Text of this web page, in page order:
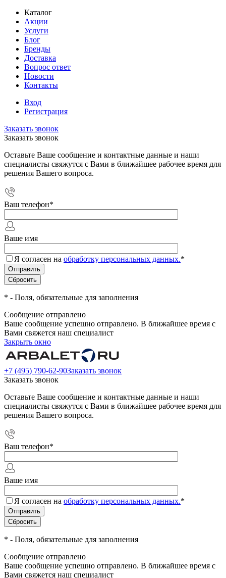
Каталог
Акции
Услуги
Блог
Бренды
Доставка
Вопрос ответ
Новости
Контакты
Вход
Регистрация
Заказать звонок
Заказать звонок
Оставьте Ваше сообщение и контактные данные и наши
специалисты свяжутся с Вами в ближайшее рабочее время для
решения Вашего вопроса.
Ваш телефон*
Ваше имя
Я согласен на обработку персональных данных.*
* - Поля, обязательные для заполнения
Сообщение отправлено
Ваше сообщение успешно отправлено. В ближайшее время с
Вами свяжется наш специалист
Закрыть окно
+7 (495) 790-62-90Заказать звонок
Заказать звонок
Оставьте Ваше сообщение и контактные данные и наши
специалисты свяжутся с Вами в ближайшее рабочее время для
решения Вашего вопроса.
Ваш телефон*
Ваше имя
Я согласен на обработку персональных данных.*
* - Поля, обязательные для заполнения
Сообщение отправлено
Ваше сообщение успешно отправлено. В ближайшее время с
Вами свяжется наш специалист